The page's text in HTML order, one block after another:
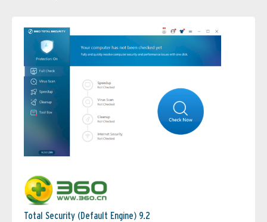
Total Security (Default Engine) 9.2